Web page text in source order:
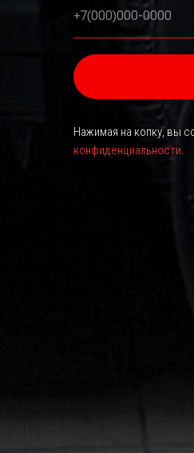
+7(000)000-0000
Нажимая на копку, вы
конфиденциальности